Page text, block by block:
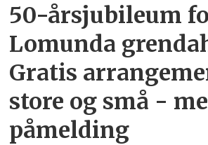
50-årsjubileum
Lomunda
Gratis
store og små -
påmelding